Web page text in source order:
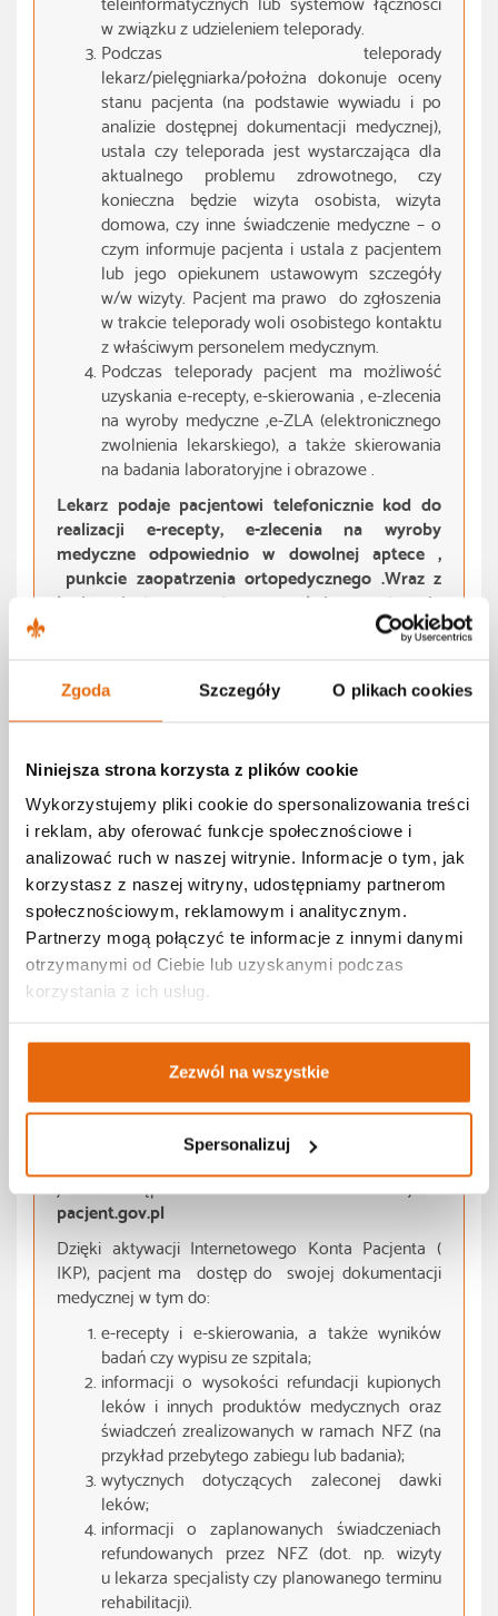
Zgoda Szczegóły O plikach cookies
Niniejsza strona korzysta z plików cookie
Wykorzystujemy pliki cookie do spersonalizowania treści
i reklam, aby oferować funkcje społecznościowe i
analizować ruch w naszej witrynie. Informacje o tym, jak
korzystasz z naszej witryny, udostępniamy partnerom
społecznościowym, reklamowym i analitycznym.
Partnerzy mogą połączyć te informacje z innymi danymi
otrzymanymi od Ciebie lub uzyskanymi podczas
korzystania z ich usług.
Zezwól na wszystkie
Spersonalizuj
w związku z udzieleniem teleporady.
Podczas teleporady
lekarz/pielęgniarka/położna dokonuje oceny
stanu pacjenta (na podstawie wywiadu i po
analizie dostępnej dokumentacji medycznej),
ustala czy teleporada jest wystarczająca dla
aktualnego problemu zdrowotnego, czy
konieczna będzie wizyta osobista, wizyta
domowa, czy inne świadczenie medyczne – o
czym informuje pacjenta i ustala z pacjentem
lub jego opiekunem ustawowym szczegóły
w/w wizyty. Pacjent ma prawo do zgłoszenia
w trakcie teleporady woli osobistego kontaktu
z właściwym personelem medycznym.
Podczas teleporady pacjent ma możliwość
uzyskania e-recepty, e-skierowania , e-zlecenia
na wyroby medyczne ,e-ZLA (elektronicznego
zwolnienia lekarskiego), a także skierowania
na badania laboratoryjne i obrazowe .
Lekarz podaje pacjentowi telefonicznie kod do
realizacji e-recepty, e-zlecenia na wyroby
medyczne odpowiednio w dowolnej aptece ,
punkcie zaopatrzenia ortopedycznego .Wraz z
kodem dostępu w aptece , punkcie zaopatrzenia
ortopedycznego należy podać numer PESEL
pacjenta. W przypadku e-skierowań lekarz podaje
odebrać w rejestracji poz wydruk papierowy
skierowania. Wystawione e-skierowanie można
u wybranego świadczeniodawcy udzielającego
świadczeń w zakresie objętym skierowaniem
podając 4-cyfrowy kod i PESEL.
Lekarz informuje pacjenta podczas teleporady o
sposobie odbioru skierowania i realizacji zlecenia na
badania dodatkowe: laboratoryjne, obrazowe .
To bezpłatna aplikacja Ministerstwa Zdrowia, w
której szybko i bezpiecznie można sprawdzić
informacje o swoim zdrowiu.
Instrukcja założenia Internetowego Konta Pacjenta
jest dostępna na stronie internetowej :
pacjent.gov.pl
Dzięki aktywacji Internetowego Konta Pacjenta (
IKP), pacjent ma dostęp do swojej dokumentacji
medycznej w tym do:
e-recepty i e-skierowania, a także wyników
badań czy wypisu ze szpitala;
informacji o wysokości refundacji kupionych
leków i innych produktów medycznych oraz
świadczeń zrealizowanych w ramach NFZ (na
przykład przebytego zabiegu lub badania);
wytycznych dotyczących zaleconej dawki
leków;
informacji o zaplanowanych świadczeniach
refundowanych przez NFZ (dot. np. wizyty
u lekarza specjalisty czy planowanego terminu
rehabilitacji).